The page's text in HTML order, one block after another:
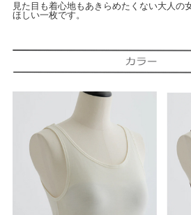
見た目も着心地もあきらめたくない大人の
ほしい一枚です。